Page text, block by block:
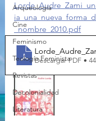
Arqueología
Cine
Feminismo
Teología Feminista
Revistas
Decolonialidad
Literatura
_nombre_2010.pdf
Descargar PDF •